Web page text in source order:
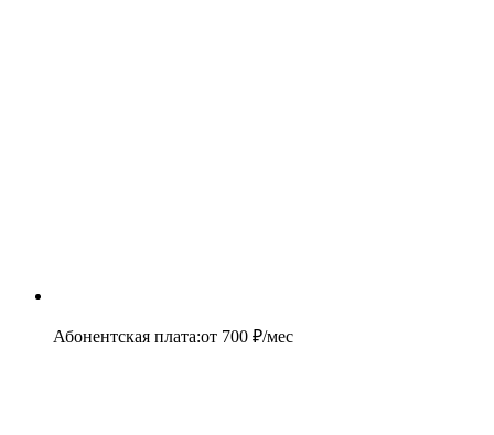
Абонентская плата:от 700 ₽/мес